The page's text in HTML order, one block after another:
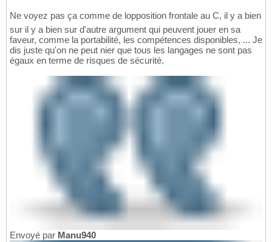
Ne voyez pas ça comme de lopposition frontale au C, il y a bien
sur il y a bien sur d'autre argument qui peuvent jouer en sa
faveur, comme la portabilité, les compétences disponibles, ... Je
dis juste qu'on ne peut nier que tous les langages ne sont pas
égaux en terme de risques de sécurité.
Envoyé par Manu940